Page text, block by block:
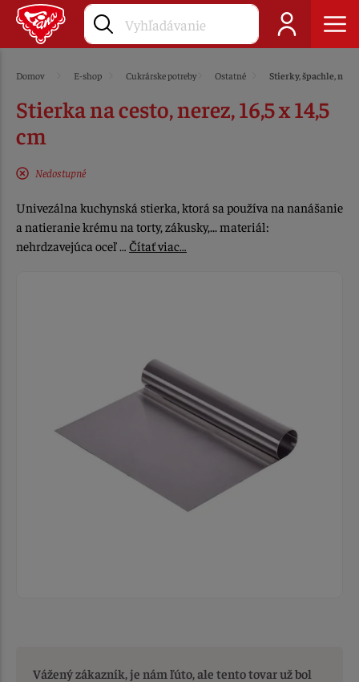
Domov E-shop Cukrárske potreby Ostatné Stierky, špachle, nože
Stierka na cesto, nerez, 16,5 x 14,5
cm
Nedostupné
Univezálna kuchynská stierka, ktorá sa používa na nanášanie
a natieranie krému na torty, zákusky,... materiál:
nehrdzavejúca oceľ … Čítať viac…
Vážený zákazník, je nám ľúto, ale tento tovar už bol